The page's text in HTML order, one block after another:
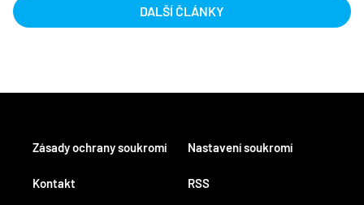
DALŠÍ ČLÁNKY
Kontakt RSS
Zásady ochrany soukromí Nastavení soukromí